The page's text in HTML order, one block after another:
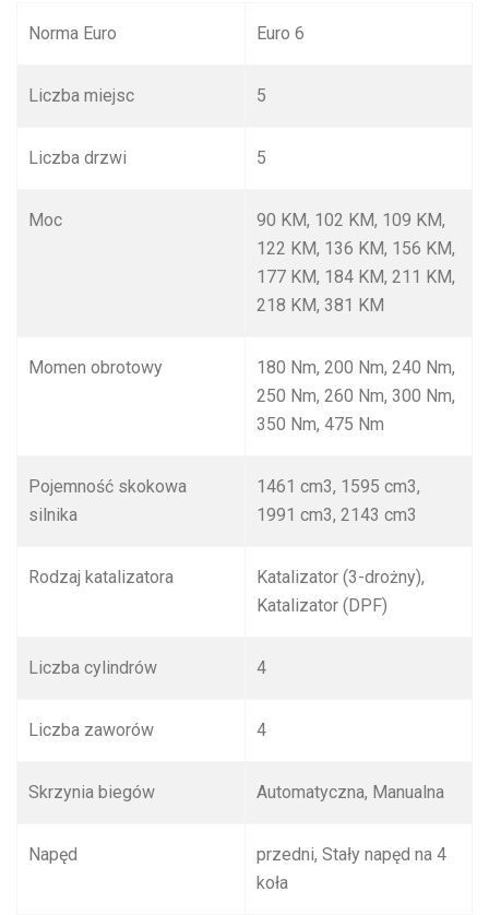
Norma Euro Euro 6
Liczba miejsc 5
Liczba drzwi 5
Moc
90 KM, 102 KM, 109 KM,
122 KM, 136 KM, 156 KM,
177 KM, 184 KM, 211 KM,
218 KM, 381 KM
Momen obrotowy
180 Nm, 200 Nm, 240 Nm,
250 Nm, 260 Nm, 300 Nm,
350 Nm, 475 Nm
Pojemność skokowa
silnika
1461 cm3, 1595 cm3,
1991 cm3, 2143 cm3
Rodzaj katalizatora
Katalizator (3-drożny),
Katalizator (DPF)
Liczba cylindrów 4
Liczba zaworów 4
Skrzynia biegów Automatyczna, Manualna
Napęd
przedni, Stały napęd na 4
koła